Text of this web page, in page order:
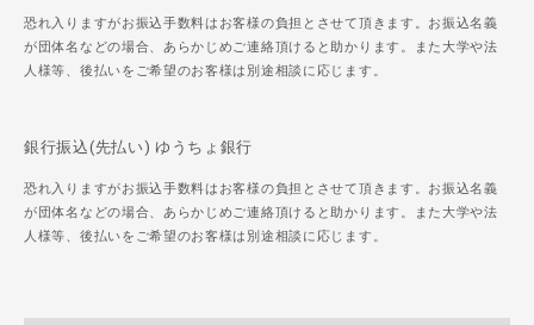
恐れ入りますがお振込手数料はお客様の負担とさせて頂きます。お振込名義
が団体名などの場合、あらかじめご連絡頂けると助かります。また大学や法
人様等、後払いをご希望のお客様は別途相談に応じます。
銀行振込(先払い) ゆうちょ銀行
恐れ入りますがお振込手数料はお客様の負担とさせて頂きます。お振込名義
が団体名などの場合、あらかじめご連絡頂けると助かります。また大学や法
人様等、後払いをご希望のお客様は別途相談に応じます。